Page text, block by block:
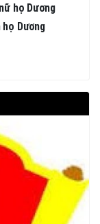
họ Dương
Dương